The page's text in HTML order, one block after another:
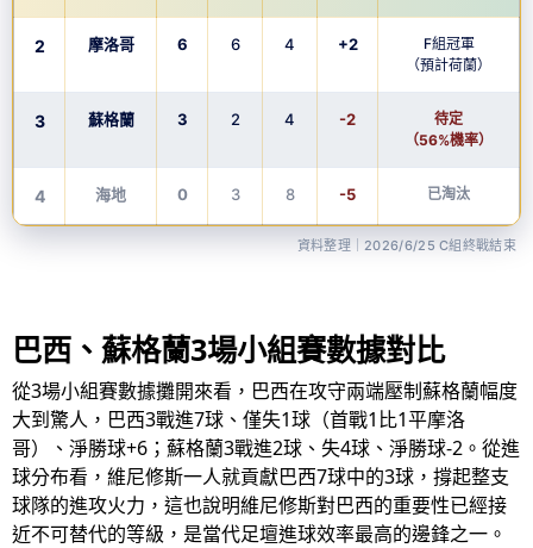
2 摩洛哥 6 6 4 +2
F組冠軍
（預計荷蘭）
3 蘇格蘭 3 2 4 -2
待定
（56%機率）
4 海地 0 3 8 -5 已淘汰
資料整理｜2026/6/25 C組終戰結束
巴西、蘇格蘭3場小組賽數據對比
從3場小組賽數據攤開來看，巴西在攻守兩端壓制蘇格蘭幅度
大到驚人，巴西3戰進7球、僅失1球（首戰1比1平摩洛
哥）、淨勝球+6；蘇格蘭3戰進2球、失4球、淨勝球-2。從進
球分布看，維尼修斯一人就貢獻巴西7球中的3球，撐起整支
球隊的進攻火力，這也說明維尼修斯對巴西的重要性已經接
近不可替代的等級，是當代足壇進球效率最高的邊鋒之一。